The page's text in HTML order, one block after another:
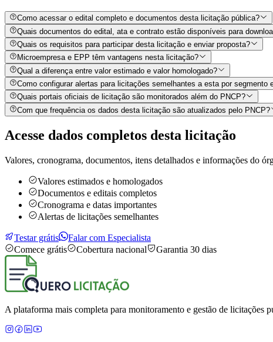
Como acessar o edital completo e documentos desta licitação pública?
Quais documentos do edital, ata e contrato estão disponíveis para
Quais os requisitos para participar desta licitação e enviar proposta?
Microempresa e EPP têm vantagens nesta licitação?
Qual a diferença entre valor estimado e valor homologado?
Como configurar alertas para licitações semelhantes a esta por segmento
Quais portais oficiais de licitação são monitorados além do PNCP?
Com que frequência os dados desta licitação são atualizados pelo PNCP?
Acesse dados completos desta licitação
Valores, cronograma, documentos, itens detalhados e informações do
Valores estimados e homologados
Documentos e editais completos
Cronograma e datas importantes
Alertas de licitações semelhantes
Testar grátis
Falar com Especialista
Comece grátis
Cobertura nacional Garantia 30 dias
A plataforma mais completa para monitoramento e gestão de licitações